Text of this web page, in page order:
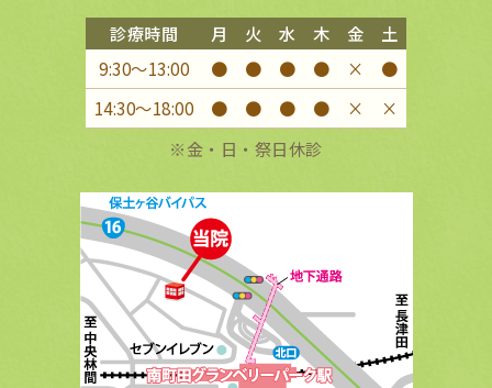
診療時間 月 火 水 木 金
土
9:30〜13:00
● ● ● ● ×
●
14:30〜18:00
● ● ● ● ×
×
※金・日・祭日休診